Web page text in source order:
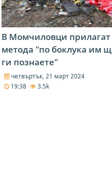
В Момчиловци прилагат
метода "по боклука им
ги познаете"
четвъртък, 21 март 2024
19:38
3.5k